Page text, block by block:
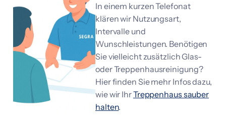
o
a
t
l
In einem kurzen Telefonat
klären wir Nutzungsart,
Intervalle und
Wunschleistungen. Benötigen
Sie vielleicht zusätzlich Glas-
oder Treppenhausreinigung?
Hier finden Sie mehr Infos dazu,
wie wir IhrTreppenhaus sauber
halten.